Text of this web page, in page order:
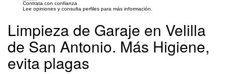
Contrata con confianza
Lee opiniones y consulta perfiles para más información.
Limpieza de Garaje en Velilla
de San Antonio. Más Higiene,
evita plagas